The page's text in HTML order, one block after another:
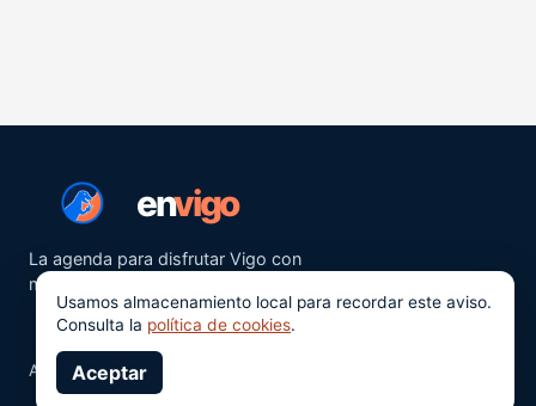
envigo
La agenda para disfrutar Vigo con
más ganas.
Aviso legalPrivacidad
Usamos almacenamiento local para recordar este aviso.
Consulta la política de cookies.
Aceptar